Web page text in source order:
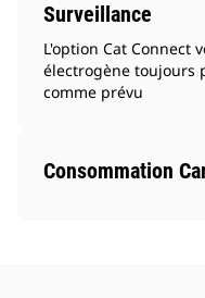
Surveillance
L'option Cat Connect
électrogène toujours
comme prévu
Consommation